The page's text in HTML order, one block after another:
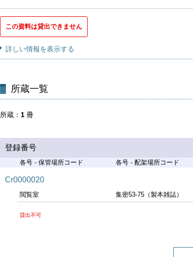
この資料は貸出できません
詳しい情報を表示する
所蔵一覧
所蔵 1 冊
登録番号
各号 - 保管場所コード 各号 - 配架場所コード
Cr0000020
閲覧室 集密53-75（製本雑誌）
貸出不可